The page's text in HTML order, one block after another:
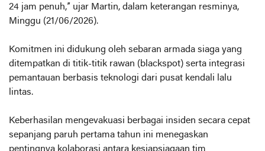
24 jam penuh,” ujar Martin, dalam keterangan resminya,
Minggu (21/06/2026).
Komitmen ini didukung oleh sebaran armada siaga yang
ditempatkan di titik-titik rawan (blackspot) serta integrasi
pemantauan berbasis teknologi dari pusat kendali lalu
lintas.
Keberhasilan mengevakuasi berbagai insiden secara cepat
sepanjang paruh pertama tahun ini menegaskan